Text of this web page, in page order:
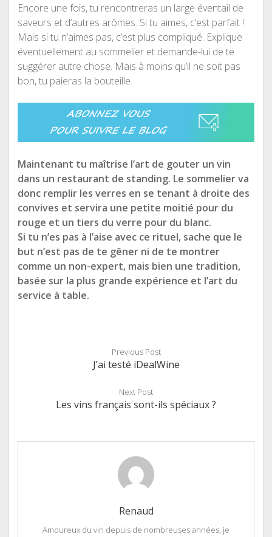
Encore une fois, tu rencontreras un large éventail de
saveurs et d’autres arômes. Si tu aimes, c’est parfait !
Mais si tu n’aimes pas, c’est plus compliqué. Explique
éventuellement au sommelier et demande-lui de te
suggérer autre chose. Mais à moins qu’il ne soit pas
bon, tu paieras la bouteille.
Maintenant tu maîtrise l’art de gouter un vin
dans un restaurant de standing. Le sommelier va
donc remplir les verres en se tenant à droite des
convives et servira une petite moitié pour du
rouge et un tiers du verre pour du blanc.
Si tu n’es pas à l’aise avec ce rituel, sache que le
but n’est pas de te gêner ni de te montrer
comme un non-expert, mais bien une tradition,
basée sur la plus grande expérience et l’art du
service à table.
Previous Post
J’ai testé iDealWine
Next Post
Les vins français sont-ils spéciaux ?
Renaud
Amoureux du vin depuis de nombreuses années, je